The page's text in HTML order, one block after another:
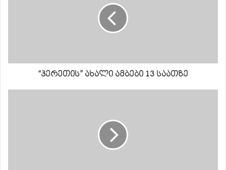
“ჰერეთის” ახალი ამბები 13 საათზე